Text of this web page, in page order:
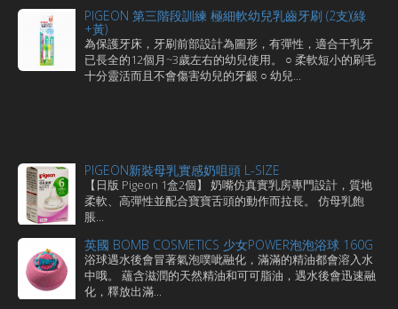
PIGEON 第三階段訓練 極細軟幼兒乳齒牙刷 (2支)(綠
+黃)
為保護牙床，牙刷前部設計為圖形，有彈性，適合干乳牙
已長全的12個月~3歲左右的幼兒使用。 ○ 柔軟短小的刷毛
十分靈活而且不會傷害幼兒的牙齦 ○ 幼兒...
PIGEON新裝母乳實感奶咀頭 L-SIZE
【日版 Pigeon 1盒2個】 奶嘴仿真實乳房專門設計，質地
柔軟、高彈性並配合寶寶舌頭的動作而拉長。 仿母乳飽
脹...
英國 BOMB COSMETICS 少女POWER泡泡浴球 160G
浴球遇水後會冒著氣泡噗呲融化，滿滿的精油都會溶入水
中哦。 蘊含滋潤的天然精油和可可脂油，遇水後會迅速融
化，釋放出滿...